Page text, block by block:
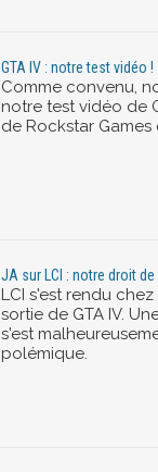
GTA IV : notre test vidéo !
Comme convenu,
notre test vidéo de
de Rockstar
JA sur LCI : notre droit
LCI s'est rendu
sortie de GTA IV.
s'est
polémique.